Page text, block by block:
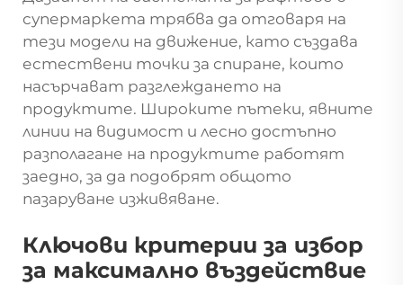
супермаркета трябва да отговаря на
тези модели на движение, като създава
естествени точки за спиране, които
насърчават разглеждането на
продуктите. Широките пътеки, явните
линии на видимост и лесно достъпно
разполагане на продуктите работят
заедно, за да подобрят общото
пазаруване изживяване.
Ключови критерии за избор
за максимално въздействие